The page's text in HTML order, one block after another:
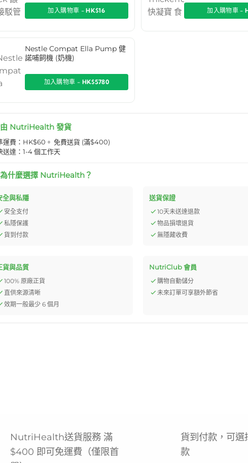
加入購物車 -HK$16 加入購物車 -
Nestle Compat Ella Pump 健
諾哺飼機 (奶機)
加入購物車 - HK$5780
由 NutriHealth 發貨
運費：HK$60。 免費送貨 (滿$400)
送達：1-4 個工作天
為什麼選擇 NutriHealth？
全與私隱
安全支付
私隱保護
貨到付款
送貨保證
10天未送達退款
物品損壞退貨
無隱藏收費
貨與品質
100% 原廠正貨
直供來源清晰
效期一般最少 6 個月
NutriClub 會員
購物自動儲分
未來訂單可享額外節省
NutriHealth送貨服務 滿
$400 即可免運費（僅限首
貨到付款，可選
款